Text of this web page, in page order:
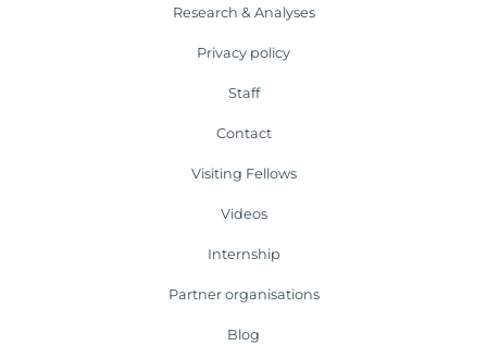
Research & Analyses
Privacy policy
Staff
Contact
Visiting Fellows
Videos
Internship
Partner organisations
Blog